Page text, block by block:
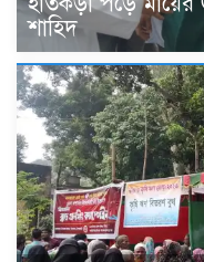
শাহিদ